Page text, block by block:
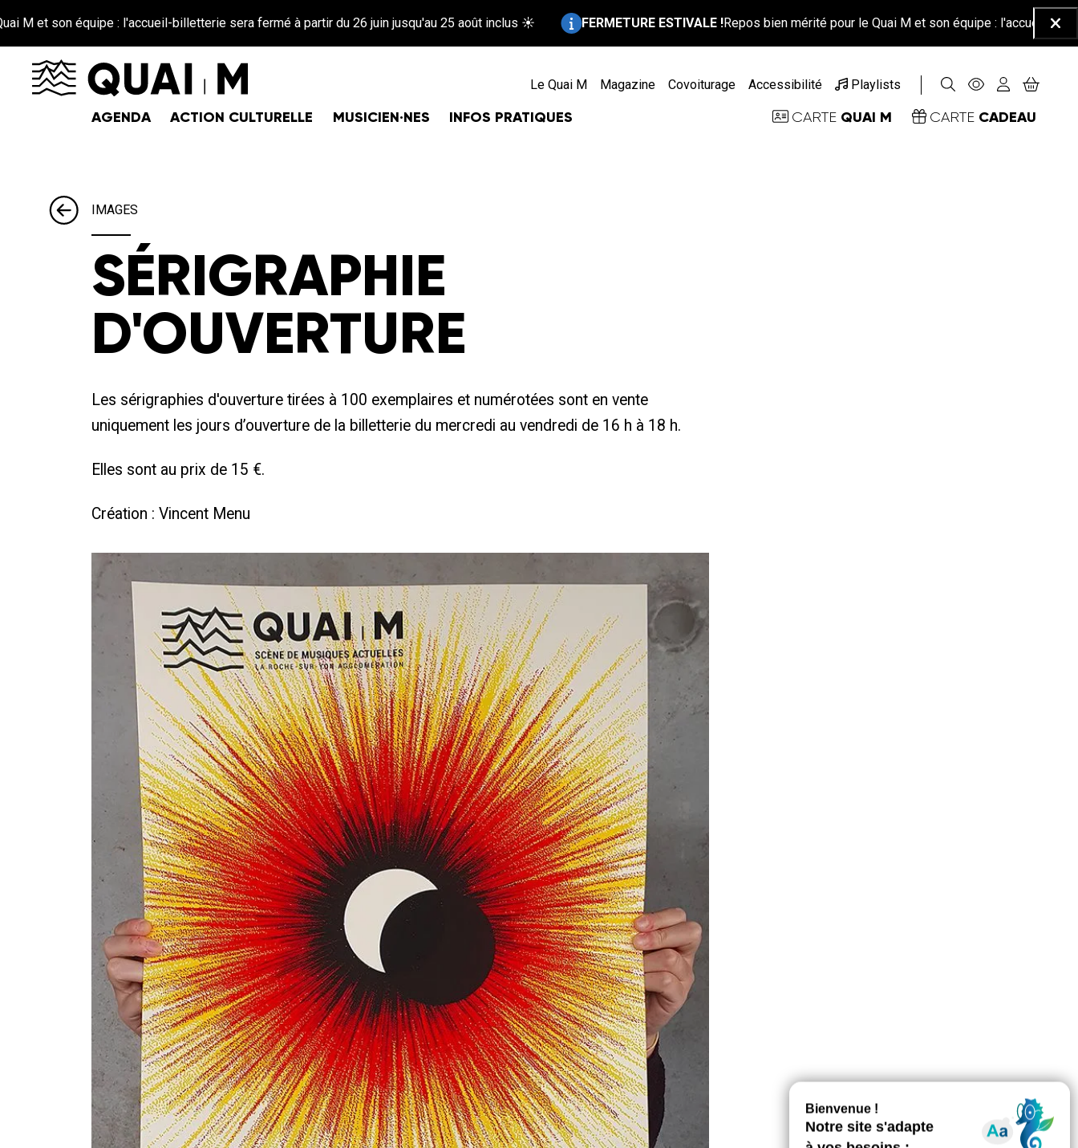
équipe : l'accueil-billetterie sera fermé à partir du 26 juin jusqu'au 25 août inclus ☀️
Information :
FERMETURE ESTIVALE !Repos bien mérité pour le Quai M et son équipe : l'accueil-billetterie
Le Quai M Magazine Covoiturage Accessibilité Playlists
AGENDA ACTION CULTURELLE MUSICIEN·NES INFOS PRATIQUES CARTE QUAI M CARTE CADEAU
IMAGES
SÉRIGRAPHIE
D'OUVERTURE
Les sérigraphies d'ouverture tirées à 100 exemplaires et numérotées sont en vente
uniquement les jours d’ouverture de la billetterie du mercredi au vendredi de 16 h à 18 h.
Elles sont au prix de 15 €.
Création : Vincent Menu